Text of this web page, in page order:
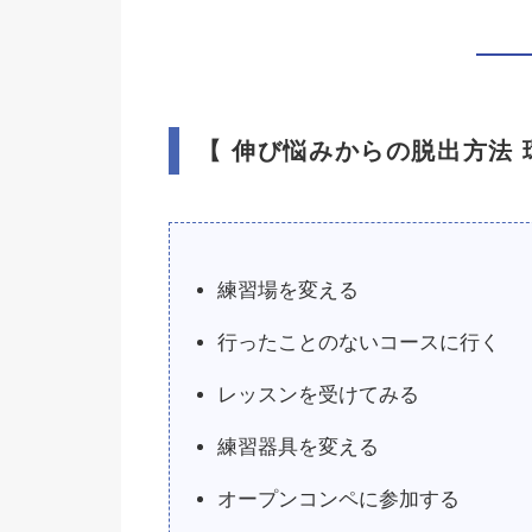
【 伸び悩みからの脱出方法
練習場を変える
行ったことのないコースに行く
レッスンを受けてみる
練習器具を変える
オープンコンペに参加する